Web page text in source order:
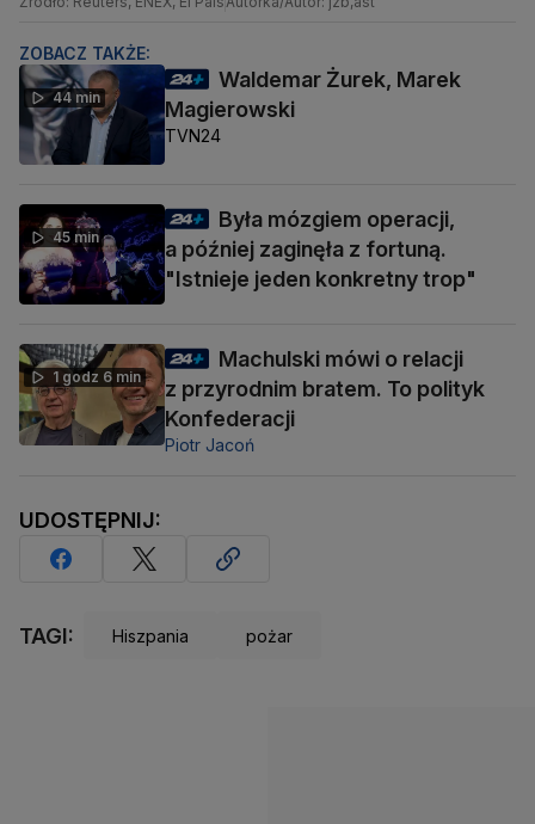
ZOBACZ TAKŻE:
44 min
Waldemar Żurek, Marek
Magierowski
TVN24
45 min
Była mózgiem operacji,
a później zaginęła z fortuną.
"Istnieje jeden konkretny trop"
1 godz 6 min
Machulski mówi o relacji
z przyrodnim bratem. To polityk
Konfederacji
Piotr Jacoń
UDOSTĘPNIJ:
TAGI: Hiszpania pożar